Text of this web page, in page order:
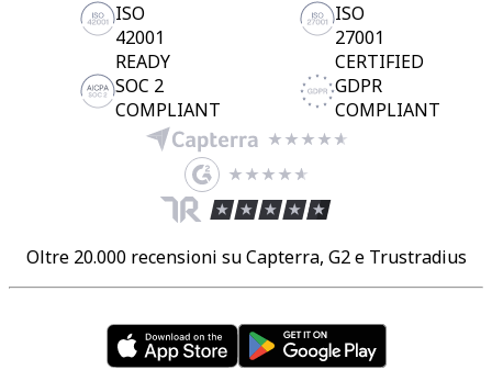
ISO
42001
READY
ISO
27001
CERTIFIED
SOC 2
COMPLIANT
GDPR
COMPLIANT
Oltre 20.000 recensioni su Capterra, G2 e Trustradius